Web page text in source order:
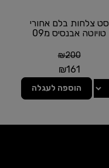
סט צלחות בלם אחורי
טויוטה אבנסיס מ09
₪200
₪161
הוספה לעגלה